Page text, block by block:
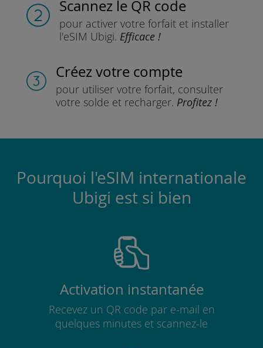
Scannez le QR code
pour activer votre forfaitet installer
l'eSIM Ubigi. Efficace !
Créez votre compte
pour utiliser votre forfait, consulter
votre solde et recharger. Profitez !
Pourquoi l'eSIM internationale
Ubigi est si bien
Activation instantanée
Recevez un QR code par e-mail en
quelques minutes et scannez-le